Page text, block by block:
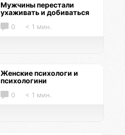
Мужчины перестали
ухаживать и добиваться
0 < 1 мин.
Женские психологи и
психологини
0 < 1 мин.